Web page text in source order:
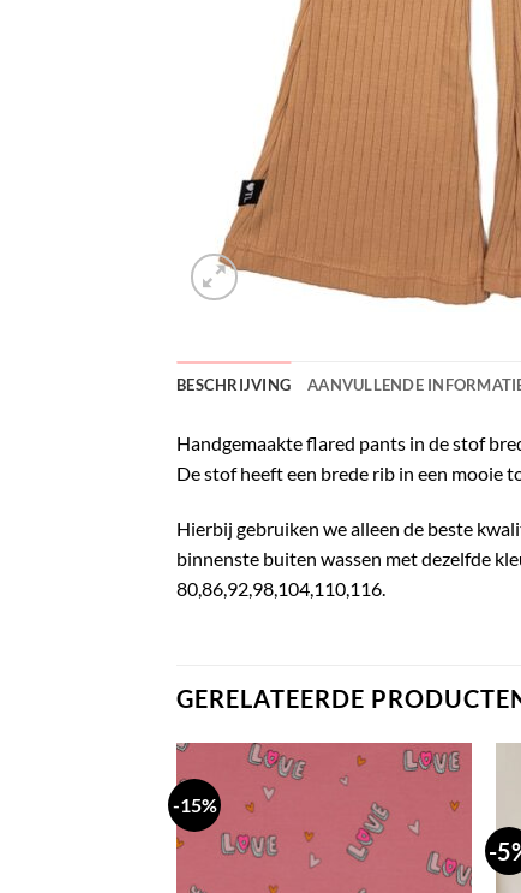
BESCHRIJVING AANVULLENDE
Handgemaakte flared pants in de stof
De stof heeft een brede rib in een mooie
Hierbij gebruiken we alleen de beste
binnenste buiten wassen met dezelfde
80,86,92,98,104,110,116.
GERELATEERDE
-15%
-